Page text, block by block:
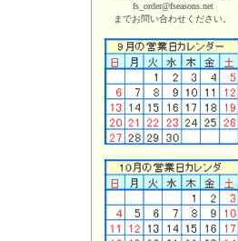
fs_order@fseasons.net
までお問い合わせください。